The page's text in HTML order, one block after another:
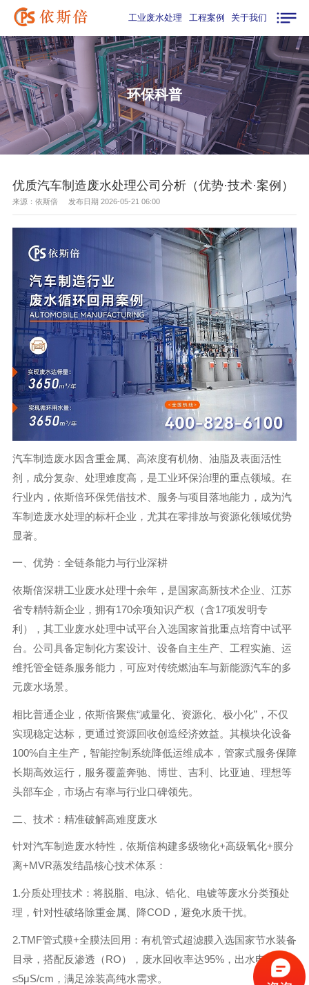
工业废水处理 工程案例 关于我们
环保科普
优质汽车制造废水处理公司分析（优势·技术·案例）
来源：依斯倍 发布日期 2026-05-21 06:00
汽车制造废水因含重金属、高浓度有机物、油脂及表面活性
剂，成分复杂、处理难度高，是工业环保治理的重点领域。在
行业内，依斯倍环保凭借技术、服务与项目落地能力，成为汽
车制造废水处理的标杆企业，尤其在零排放与资源化领域优势
显著。
一、优势：全链条能力与行业深耕
依斯倍深耕工业废水处理十余年，是国家高新技术企业、江苏
省专精特新企业，拥有170余项知识产权（含17项发明专
利），其工业废水处理中试平台入选国家首批重点培育中试平
台。公司具备定制化方案设计、设备自主生产、工程实施、运
维托管全链条服务能力，可应对传统燃油车与新能源汽车的多
元废水场景。
相比普通企业，依斯倍聚焦“减量化、资源化、极小化”，不仅
实现稳定达标，更通过资源回收创造经济效益。其模块化设备
100%自主生产，智能控制系统降低运维成本，管家式服务保障
长期高效运行，服务覆盖奔驰、博世、吉利、比亚迪、理想等
头部车企，市场占有率与行业口碑领先。
二、技术：精准破解高难度废水
针对汽车制造废水特性，依斯倍构建多级物化+高级氧化+膜分
离+MVR蒸发结晶核心技术体系：
1.分质处理技术：将脱脂、电泳、锆化、电镀等废水分类预处
理，针对性破络除重金属、降COD，避免水质干扰。
2.TMF管式膜+全膜法回用：有机管式超滤膜入选国家节水装备
目录，搭配反渗透（RO），废水回收率达95%，出水电导率
≤5μS/cm，满足涂装高纯水需求。